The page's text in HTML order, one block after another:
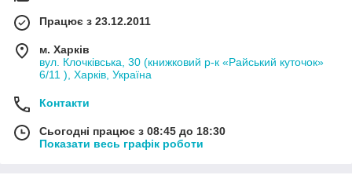
Працює з 23.12.2011
м. Харків
вул. Клочківська, 30 (книжковий р-к «Райський куточок»
6/11 ), Харків, Україна
Контакти
Сьогодні працює з 08:45 до 18:30
Показати весь графік роботи